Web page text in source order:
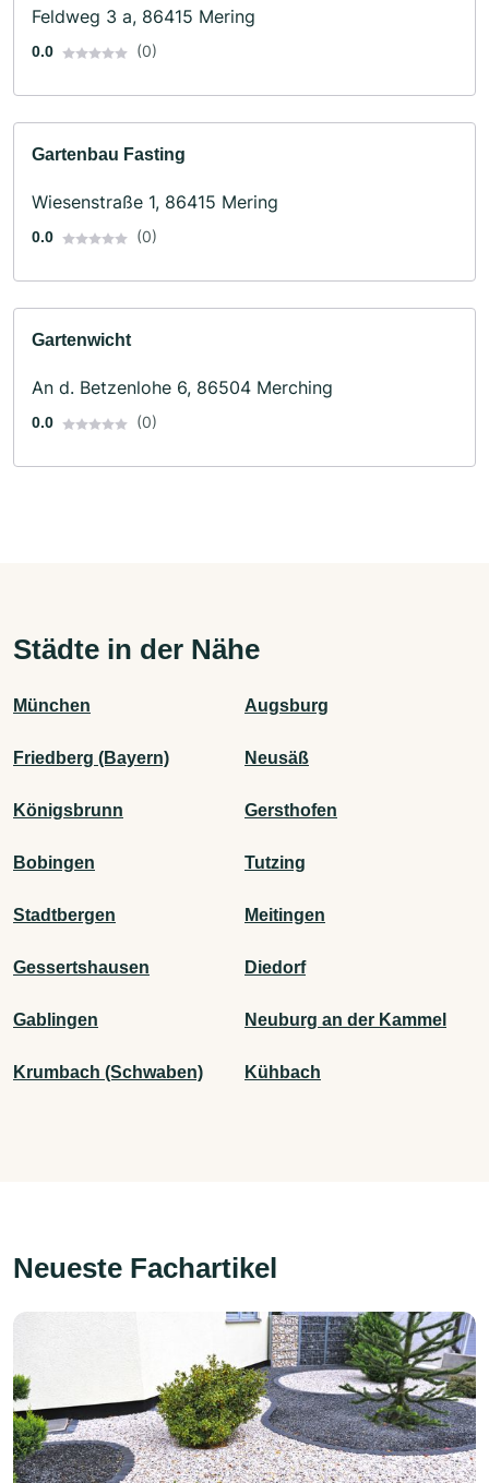
Feldweg 3 a, 86415 Mering
0.0 (0)
Gartenbau Fasting
Wiesenstraße 1, 86415 Mering
0.0 (0)
Gartenwicht
An d. Betzenlohe 6, 86504 Merching
0.0 (0)
Städte in der Nähe
München Augsburg
Friedberg (Bayern) Neusäß
Königsbrunn Gersthofen
Bobingen Tutzing
Stadtbergen Meitingen
Gessertshausen Diedorf
Gablingen Neuburg an der Kammel
Krumbach (Schwaben) Kühbach
Neueste Fachartikel